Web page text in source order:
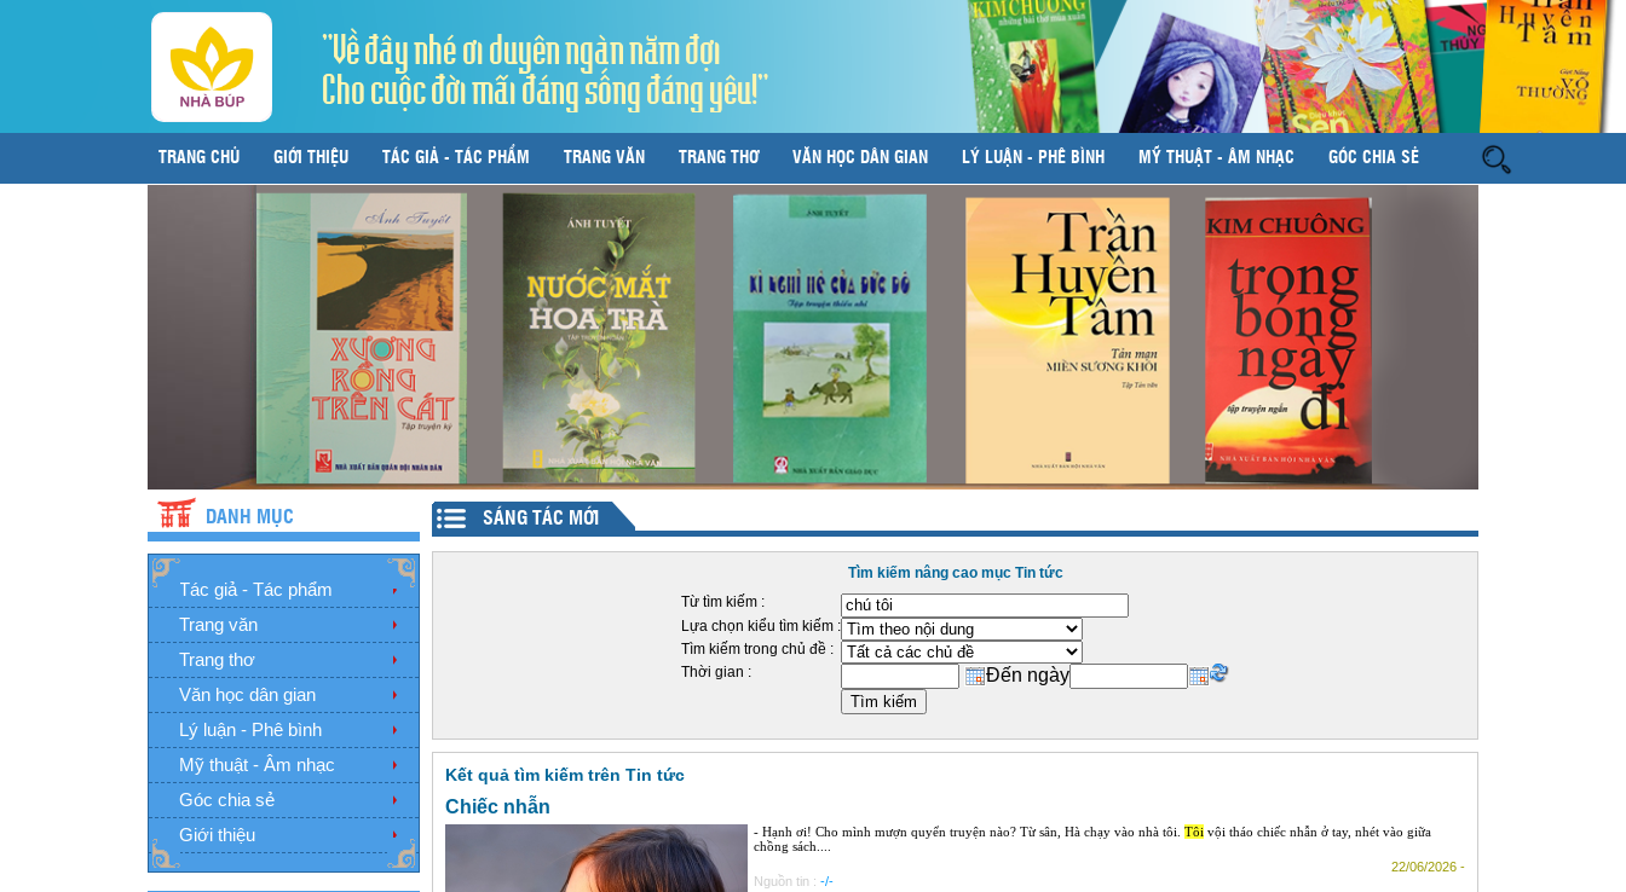
"Về đây nhé ơi duyên ngàn năm đợi
Cho cuộc đời mãi đáng sống đáng yêu!"
TRANG CHỦ GIỚI THIỆU TÁC GIẢ - TÁC PHẨM TRANG VĂN TRANG THƠ VĂN HỌC DÂN GIAN LÝ LUẬN - PHÊ BÌNH MỸ THUẬT - ÂM NHẠC GÓC CHIA SẺ
DANH MỤC
Tác giả - Tác phẩm
Trang văn
Trang thơ
Văn học dân gian
Lý luận - Phê bình
Mỹ thuật - Âm nhạc
Góc chia sẻ
Giới thiệu
SÁNG TÁC MỚI
Tìm kiếm nâng cao mục Tin tức
Từ tìm kiếm :
Lựa chọn kiểu tìm kiếm :
Tìm kiếm trong chủ đề :
Thời gian :
Đến ngày
Kết quả tìm kiếm trên Tin tức
Chiếc nhẫn
- Hạnh ơi! Cho mình mượn quyển truyện nào? Từ sân, Hà chạy vào nhà tôi. Tôi vội tháo chiếc nhẫn ở tay, nhét vào giữa
chồng sách....
22/06/2026 -
Nguồn tin : -/-